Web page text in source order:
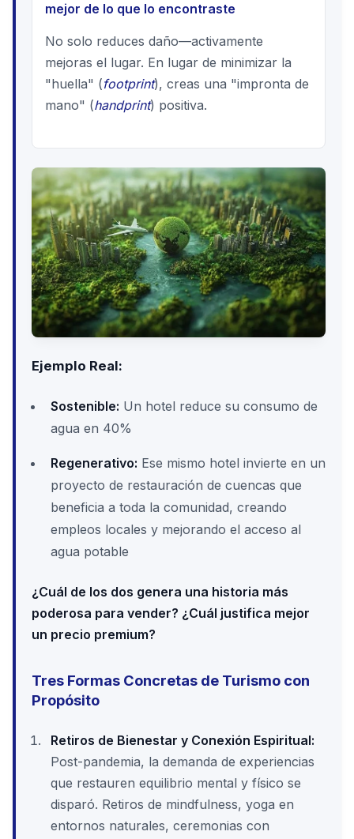
mejor de lo que lo encontraste
No solo reduces daño—activamente
mejoras el lugar. En lugar de minimizar la
"huella" (footprint), creas una "impronta de
mano" (handprint) positiva.
Ejemplo Real:
Sostenible: Un hotel reduce su consumo de
agua en 40%
Regenerativo: Ese mismo hotel invierte en un
proyecto de restauración de cuencas que
beneficia a toda la comunidad, creando
empleos locales y mejorando el acceso al
agua potable
¿Cuál de los dos genera una historia más
poderosa para vender? ¿Cuál justifica mejor
un precio premium?
Tres Formas Concretas de Turismo con
Propósito
Retiros de Bienestar y Conexión Espiritual:
Post-pandemia, la demanda de experiencias
que restauren equilibrio mental y físico se
disparó. Retiros de mindfulness, yoga en
entornos naturales, ceremonias con